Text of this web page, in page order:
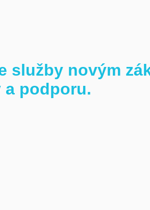
služby novým
podporu.